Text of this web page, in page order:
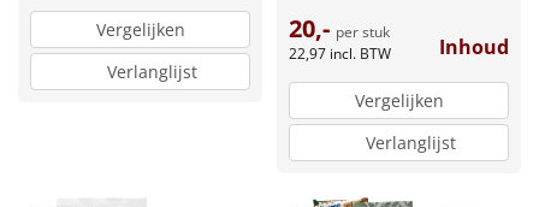
Vergelijken
Verlanglijst
20,- per stuk
22,97 incl. BTW Inhoud
Vergelijken
Verlanglijst